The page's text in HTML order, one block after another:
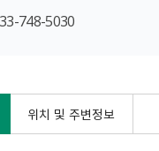
748-5030
위치 및 주변정보